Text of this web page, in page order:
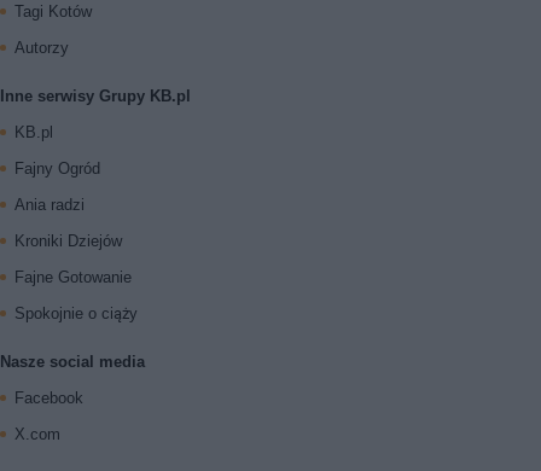
Tagi Kotów
Autorzy
Inne serwisy Grupy KB.pl
KB.pl
Fajny Ogród
Ania radzi
Kroniki Dziejów
Fajne Gotowanie
Spokojnie o ciąży
Nasze social media
Facebook
X.com